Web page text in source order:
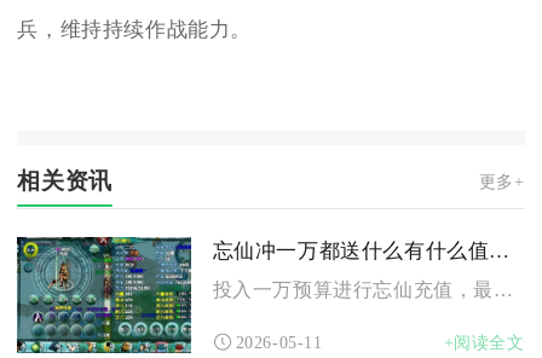
兵，维持持续作战能力。
相关资讯 更多+
忘仙冲一万都送什么有什么值得玩
投入一万预算进行忘仙充值，最优收益路径是直接锁定顶级账号所有...
2026-05-11 +阅读全文